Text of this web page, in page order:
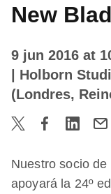
New
9 jun 2016 at
| Holborn
(Londres,
Nuestro socio
apoyará la 24º